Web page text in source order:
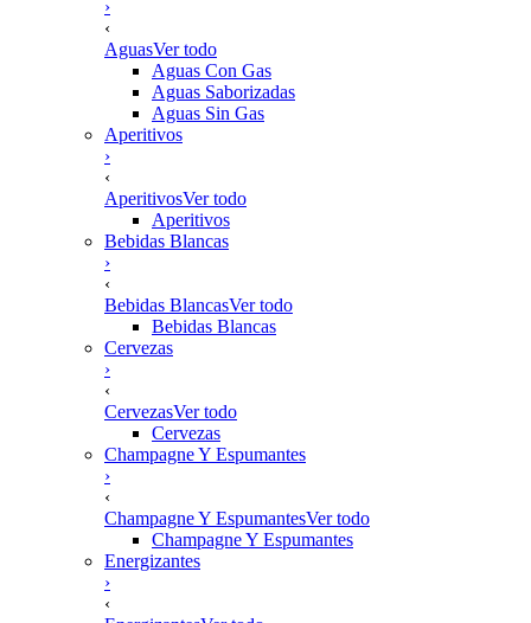
›
‹
AguasVer todo
Aguas Con Gas
Aguas Saborizadas
Aguas Sin Gas
Aperitivos
›
‹
AperitivosVer todo
Aperitivos
Bebidas Blancas
›
‹
Bebidas BlancasVer todo
Bebidas Blancas
Cervezas
›
‹
CervezasVer todo
Cervezas
Champagne Y Espumantes
›
‹
Champagne Y EspumantesVer todo
Champagne Y Espumantes
Energizantes
›
‹